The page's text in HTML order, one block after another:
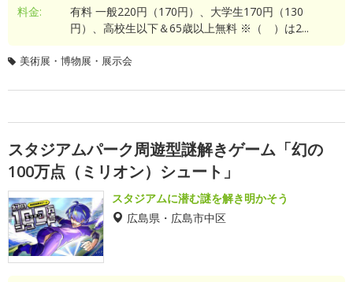
料金:
有料 一般220円（170円）、大学生170円（130
円）、高校生以下＆65歳以上無料 ※（ ）は2...
美術展・博物展・展示会
スタジアムパーク周遊型謎解きゲーム「幻の
100万点（ミリオン）シュート」
スタジアムに潜む謎を解き明かそう
広島県・広島市中区